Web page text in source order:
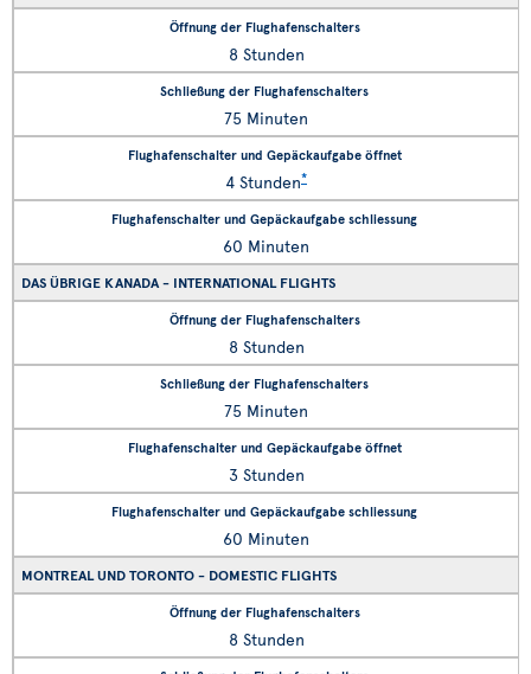
8 Stunden
75 Minuten
4 Stunden*
60 Minuten
DAS ÜBRIGE KANADA - INTERNATIONAL FLIGHTS
8 Stunden
75 Minuten
3 Stunden
60 Minuten
MONTREAL UND TORONTO - DOMESTIC FLIGHTS
8 Stunden